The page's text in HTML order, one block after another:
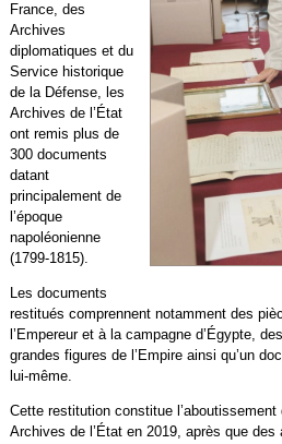
France, des
Archives
diplomatiques et du
Service historique
de la Défense, les
Archives de l’État
ont remis plus de
300 documents
datant
principalement de
l’époque
napoléonienne
(1799-1815).
Les documents
restitués comprennent notamment des
l’Empereur et à la campagne d’Égypte,
grandes figures de l’Empire ainsi qu’un
lui-même.
Cette restitution constitue l’aboutissement
Archives de l’État en 2019, après que